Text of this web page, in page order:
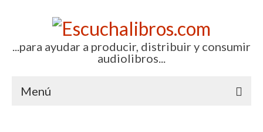
...para ayudar a producir, distribuir y consumir
audiolibros...
Menú